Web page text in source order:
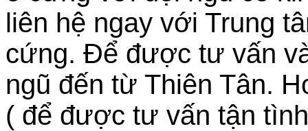
liên hệ ngay với Trung
cứng. Để được tư vấn
ngũ đến từ Thiên Tân.
( để được tư vấn tận